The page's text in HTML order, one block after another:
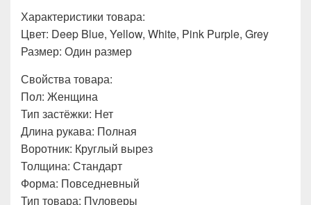
Характеристики товара:
Цвет: Deep Blue, Yellow, White, Pink Purple, Grey
Размер: Один размер
Свойства товара:
Пол: Женщина
Тип застёжки: Нет
Длина рукава: Полная
Воротник: Круглый вырез
Толщина: Стандарт
Форма: Повседневный
Тип товара: Пуловеры